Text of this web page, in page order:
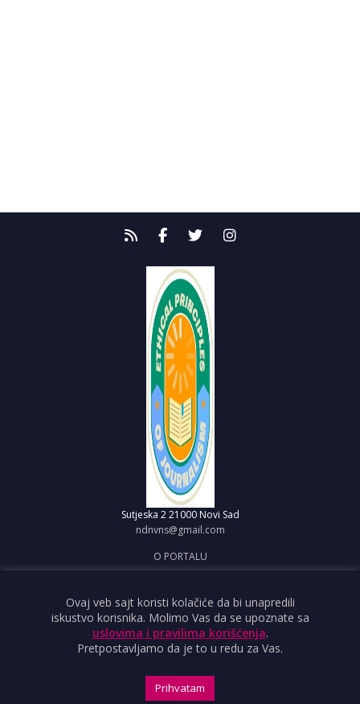
Sutjeska 2 21000 Novi Sad
ndnvns@gmail.com
O PORTALU
OBJAVI VEST
USLOVI KORIŠĆENJA
Ovaj veb sajt koristi kolačiće da bi unapredili
iskustvo korisnika. Molimo Vas da se upoznate sa
uslovima i pravilima korišćenja.
Pretpostavljamo da je to u redu za Vas.
Prihvatam